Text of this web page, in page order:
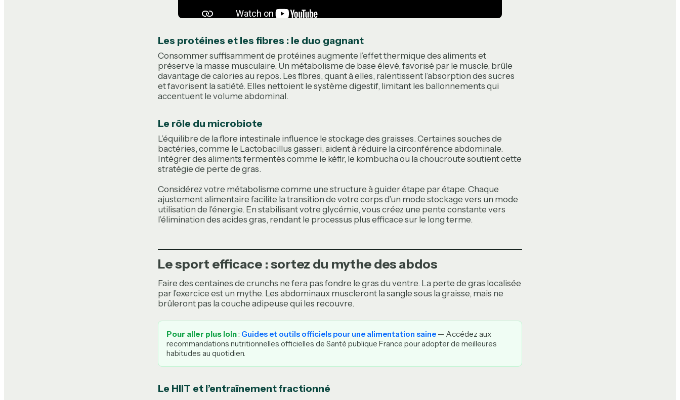
Les protéines et les fibres : le duo gagnant
Consommer suffisamment de protéines augmente l’effet thermique des aliments et
préserve la masse musculaire. Un métabolisme de base élevé, favorisé par le muscle, brûle
davantage de calories au repos. Les fibres, quant à elles, ralentissent l’absorption des sucres
et favorisent la satiété. Elles nettoient le système digestif, limitant les ballonnements qui
accentuent le volume abdominal.
Le rôle du microbiote
L’équilibre de la flore intestinale influence le stockage des graisses. Certaines souches de
bactéries, comme le Lactobacillus gasseri, aident à réduire la circonférence abdominale.
Intégrer des aliments fermentés comme le kéfir, le kombucha ou la choucroute soutient cette
stratégie de perte de gras.
Considérez votre métabolisme comme une structure à guider étape par étape. Chaque
ajustement alimentaire facilite la transition de votre corps d’un mode stockage vers un mode
utilisation de l’énergie. En stabilisant votre glycémie, vous créez une pente constante vers
l’élimination des acides gras, rendant le processus plus efficace sur le long terme.
Le sport efficace : sortez du mythe des abdos
Faire des centaines de crunchs ne fera pas fondre le gras du ventre. La perte de gras localisée
par l’exercice est un mythe. Les abdominaux muscleront la sangle sous la graisse, mais ne
brûleront pas la couche adipeuse qui les recouvre.
Pour aller plus loin: Guides et outils officiels pour une alimentation saine — Accédez aux
recommandations nutritionnelles officielles de Santé publique France pour adopter de meilleures
habitudes au quotidien.
Le HIIT et l’entraînement fractionné